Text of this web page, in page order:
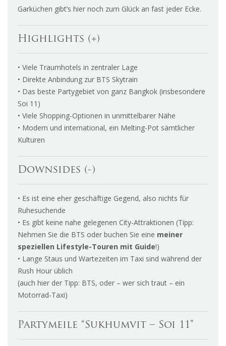
Garküchen gibt’s hier noch zum Glück an fast jeder Ecke.
Highlights (+)
• Viele Traumhotels in zentraler Lage
• Direkte Anbindung zur BTS Skytrain
• Das beste Partygebiet von ganz Bangkok (insbesondere
Soi 11)
• Viele Shopping-Optionen in unmittelbarer Nähe
• Modern und international, ein Melting-Pot sämtlicher
Kulturen
Downsides (-)
• Es ist eine eher geschäftige Gegend, also nichts für
Ruhesuchende
• Es gibt keine nahe gelegenen City-Attraktionen (Tipp:
Nehmen Sie die BTS oder buchen Sie eine meiner
speziellen Lifestyle-Touren mit Guide!)
• Lange Staus und Wartezeiten im Taxi sind während der
Rush Hour üblich
(auch hier der Tipp: BTS, oder – wer sich traut – ein
Motorrad-Taxi)
Partymeile “Sukhumvit – Soi 11”